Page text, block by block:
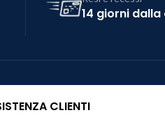
14 giorni
CLIENTI